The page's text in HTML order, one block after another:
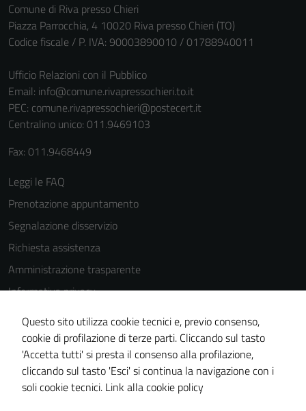
Comune di Riva presso Chieri
Piazza Parrocchia, 4 10020 Riva presso Chieri (TO)
Codice fiscale / P. IVA: 90003890010 / 01788940011
Ufficio Relazioni con il Pubblico
Email: info@comune.rivapressochieri.to.it
PEC: comune.rivapressochieri@postecert.it
Centralino unico: 011.9469103
Fax: 011.9468449
Leggi le FAQ
Prenotazione appuntamento
Segnalazione disservizio
Richiesta assistenza
Amministrazione trasparente
Informativa privacy
Cookie Policy
Note legali
Dichiarazione di accessibilità
Piano di miglioramento del sito
Questo sito utilizza cookie tecnici e, previo consenso,
cookie di profilazione di terze parti. Cliccando sul tasto
'Accetta tutti' si presta il consenso alla profilazione,
cliccando sul tasto 'Esci' si continua la navigazione con i
soli cookie tecnici. Link alla cookie policy
Questi cookie
non raccolgono